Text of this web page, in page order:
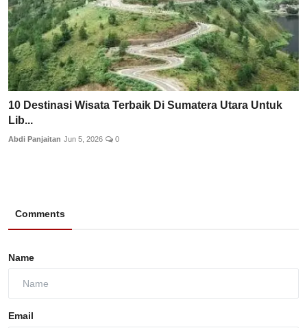
10 Destinasi Wisata Terbaik Di Sumatera Utara Untuk
Lib...
Abdi Panjaitan Jun 5, 2026 0
Comments
Name
Email